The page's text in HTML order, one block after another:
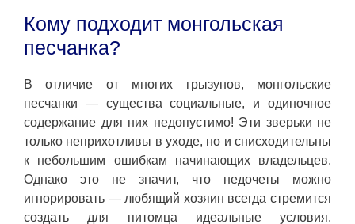
Кому подходит монгольская
песчанка?
В отличие от многих грызунов, монгольские
песчанки — существа социальные, и одиночное
содержание для них недопустимо! Эти зверьки не
только неприхотливы в уходе, но и снисходительны
к небольшим ошибкам начинающих владельцев.
Однако это не значит, что недочеты можно
игнорировать — любящий хозяин всегда стремится
создать для питомца идеальные условия.